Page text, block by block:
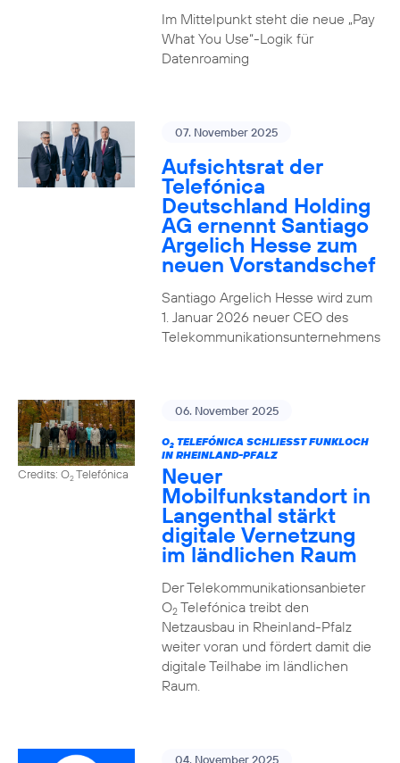
Im Mittelpunkt steht die neue „Pay
What You Use“-Logik für
Datenroaming
07. November 2025
Aufsichtsrat der
Telefónica
Deutschland Holding
AG ernennt Santiago
Argelich Hesse zum
neuen Vorstandschef
Santiago Argelich Hesse wird zum
1. Januar 2026 neuer CEO des
Telekommunikationsunternehmens
Credits: O2Telefónica
06. November 2025
O2TELEFÓNICA SCHLIESST FUNKLOCH I
N RHEINLAND-PFALZ
Neuer
Mobilfunkstandort in
Langenthal stärkt
digitale Vernetzung
im ländlichen Raum
Der Telekommunikationsanbieter
O2Telefónica treibt den
Netzausbau in Rheinland-Pfalz
weiter voran und fördert damit die
digitale Teilhabe im ländlichen
Raum.
04. November 2025